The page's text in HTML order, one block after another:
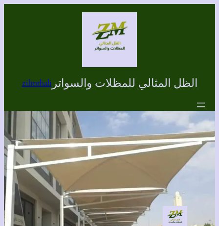
الظل المثالي للمظلات والسواترzilmthali